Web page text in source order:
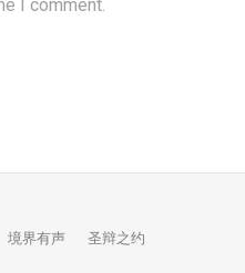
I comment.
境界有声 圣辩之约